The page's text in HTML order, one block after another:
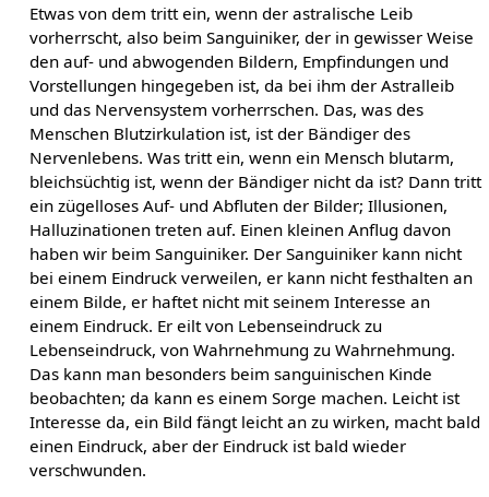
Etwas von dem tritt ein, wenn der astralische Leib
vorherrscht, also beim Sanguiniker, der in gewisser Weise
den auf- und abwogenden Bildern, Empfindungen und
Vorstellungen hingegeben ist, da bei ihm der Astralleib
und das Nervensystem vorherrschen. Das, was des
Menschen Blutzirkulation ist, ist der Bändiger des
Nervenlebens. Was tritt ein, wenn ein Mensch blutarm,
bleichsüchtig ist, wenn der Bändiger nicht da ist? Dann tritt
ein zügelloses Auf- und Abfluten der Bilder; Illusionen,
Halluzinationen treten auf. Einen kleinen Anflug davon
haben wir beim Sanguiniker. Der Sanguiniker kann nicht
bei einem Eindruck verweilen, er kann nicht festhalten an
einem Bilde, er haftet nicht mit seinem Interesse an
einem Eindruck. Er eilt von Lebenseindruck zu
Lebenseindruck, von Wahrnehmung zu Wahrnehmung.
Das kann man besonders beim sanguinischen Kinde
beobachten; da kann es einem Sorge machen. Leicht ist
Interesse da, ein Bild fängt leicht an zu wirken, macht bald
einen Eindruck, aber der Eindruck ist bald wieder
verschwunden.